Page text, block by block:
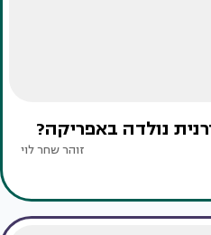
נולדה באפריקה?
זוהר שחר לוי